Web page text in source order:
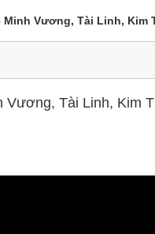
Vương, Tài Linh, Kim
Tài Linh, Kim